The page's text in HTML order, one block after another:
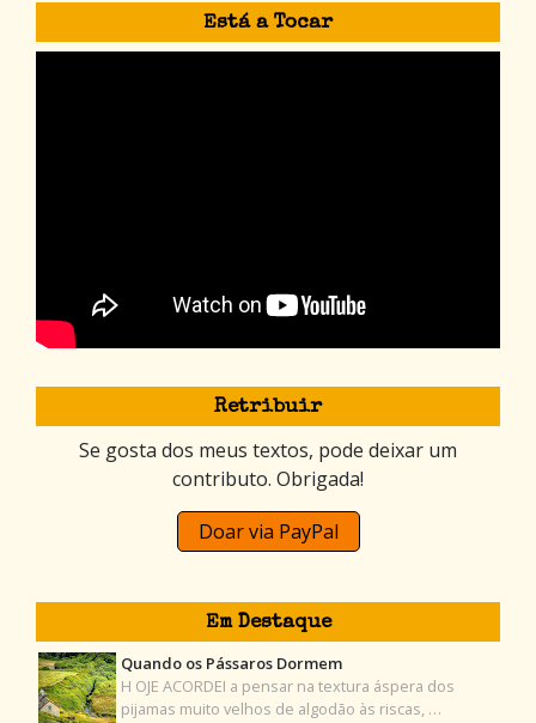
Está a Tocar
Retribuir
Se gosta dos meus textos, pode deixar um
contributo. Obrigada!
Doar via PayPal
Em Destaque
Quando os Pássaros Dormem
H OJE ACORDEI a pensar na textura áspera dos
pijamas muito velhos de algodão às riscas, …